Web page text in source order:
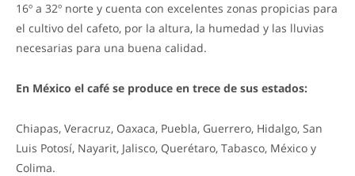
16º a 32º norte y cuenta con excelentes zonas propicias para
el cultivo del cafeto, por la altura, la humedad y las lluvias
necesarias para una buena calidad.
En México el café se produce en trece de sus estados:
Chiapas, Veracruz, Oaxaca, Puebla, Guerrero, Hidalgo, San
Luis Potosí, Nayarit, Jalisco, Querétaro, Tabasco, México y
Colima.